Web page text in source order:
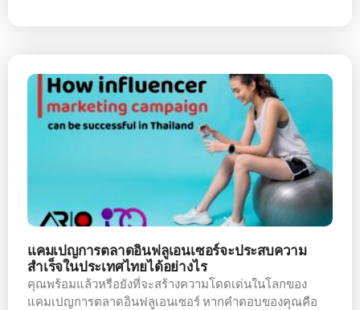
แคมเปญการตลาดอินฟลูเอนเซอร์จะประสบความ
สำเร็จในประเทศไทยได้อย่างไร
คุณพร้อมแล้วหรือยังที่จะสร้างความโดดเด่นในโลกของ
แคมเปญการตลาดอินฟลูเอนเซอร์ หากคำตอบของคุณคือ